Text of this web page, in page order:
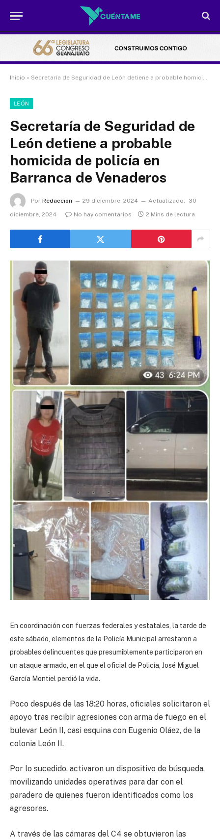
Inicio » Secretaría de Seguridad de León detiene a probable homicida de policía en Barranca de Venaderos
LEÓN
Secretaría de Seguridad de
León detiene a probable
homicida de policía en
Barranca de Venaderos
Por Redacción 29 diciembre, 2024 Actualizado:
30
diciembre, 2024
No hay comentarios 2 Mins de lectura
En coordinación con fuerzas federales y estatales, la tarde de
este sábado, elementos de la Policía Municipal arrestaron a
probables delincuentes que presumiblemente participaron en
un ataque armado, en el que el oficial de Policía, José Miguel
García Montiel perdió la vida.
Poco después de las 18:20 horas, oficiales solicitaron el
apoyo tras recibir agresiones con arma de fuego en el
bulevar León II, casi esquina con Eugenio Oláez, de la
colonia León II.
Por lo sucedido, activaron un dispositivo de búsqueda,
movilizando unidades operativas para dar con el
paradero de quienes fueron identificados como los
agresores.
A través de las cámaras del C4 se obtuvieron las